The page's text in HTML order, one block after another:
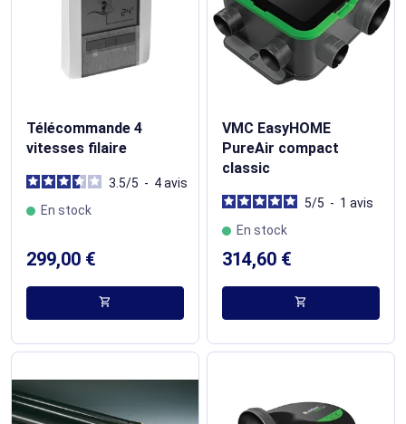
Télécommande 4
vitesses filaire
3.5/5 - 4avis
En stock
299,00 €
shopping_cart
VMC EasyHOME
PureAir compact
classic
5/5 - 1 avis
En stock
314,60 €
shopping_cart